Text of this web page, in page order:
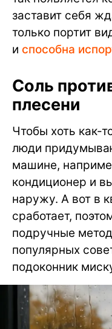
заставит себя
только портит
и способна
Соль
плесени
Чтобы хоть как-
люди
машине,
кондиционер и
наружу. А вот в
сработает,
подручные
популярных
подоконник